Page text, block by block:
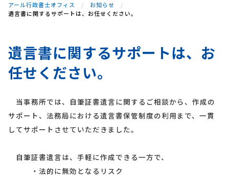
アール行政書士オフィス
お知らせ
遺言書に関するサポートは、お任せください。
遺言書に関するサポートは、お
任せください。
当事務所では、自筆証書遺言に関するご相談から、作成の
サポート、法務局における遺言書保管制度の利用まで、一貫
してサポートさせていただきました。
自筆証書遺言は、手軽に作成できる一方で、
・法的に無効となるリスク